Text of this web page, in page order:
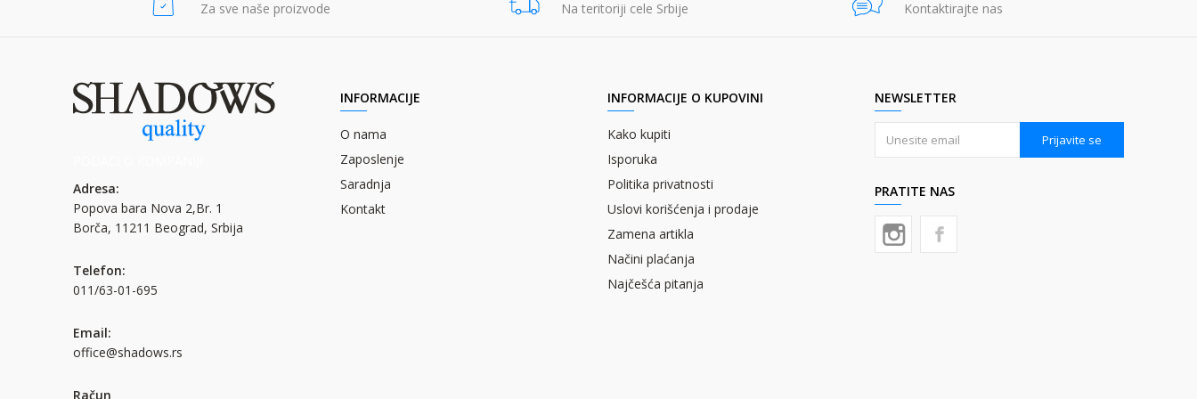
Za sve naše proizvode
Na teritoriji cele Srbije
Kontaktirajte nas
Adresa:
Popova bara Nova 2,Br. 1
Borča, 11211 Beograd, Srbija
Telefon:
011/63-01-695
Email:
office@shadows.rs
Račun
INFORMACIJE
O nama
Zaposlenje
Saradnja
Kontakt
INFORMACIJE O KUPOVINI
Kako kupiti
Isporuka
Politika privatnosti
Uslovi korišćenja i prodaje
Zamena artikla
Načini plaćanja
Najčešća pitanja
NEWSLETTER
Prijavite se
PRATITE NAS